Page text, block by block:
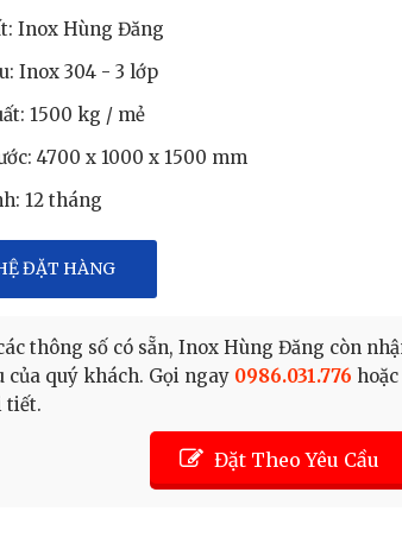
Inox Hùng Đăng
Inox 304 - 3 lớp
1500 kg / mẻ
4700 x 1000 x 1500 mm
12 tháng
ĐẶT HÀNG
thông số có sẵn, Inox Hùng Đăng còn
của quý khách. Gọi ngay 0986.031.776 hoặc
tiết.
Đặt Theo Yêu Cầu